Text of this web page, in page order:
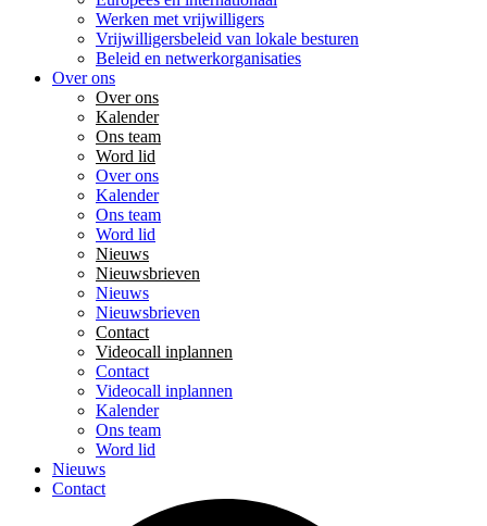
Werken met vrijwilligers
Vrijwilligersbeleid van lokale besturen
Beleid en netwerkorganisaties
Over ons
Over ons
Kalender
Ons team
Word lid
Over ons
Kalender
Ons team
Word lid
Nieuws
Nieuwsbrieven
Nieuws
Nieuwsbrieven
Contact
Videocall inplannen
Contact
Videocall inplannen
Kalender
Ons team
Word lid
Nieuws
Contact